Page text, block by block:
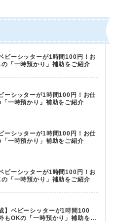
ビーシッターが1時間100円！お
「一時預かり」補助をご紹介
ーシッターが1時間100円！お仕
一時預かり」補助をご紹介
ーシッターが1時間100円！お仕
一時預かり」補助をご紹介
ビーシッターが1時間100円！お
「一時預かり」補助をご紹介
】ベビーシッターが1時間100
もOKの「一時預かり」補助をご